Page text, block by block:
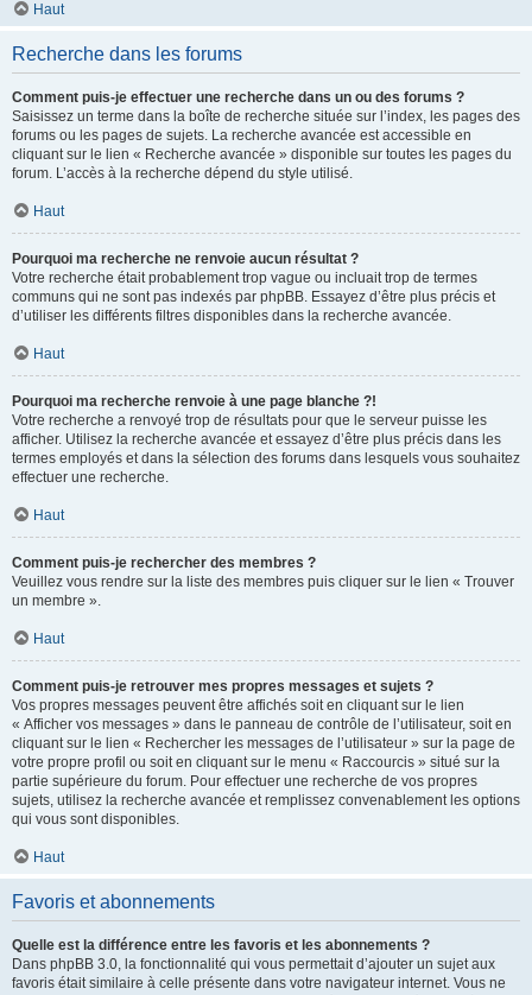
Haut
Recherche dans les forums
Comment puis-je effectuer une recherche dans un ou des forums ?
Saisissez un terme dans la boîte de recherche située sur l’index, les pages des
forums ou les pages de sujets. La recherche avancée est accessible en
cliquant sur le lien « Recherche avancée » disponible sur toutes les pages du
forum. L’accès à la recherche dépend du style utilisé.
Haut
Pourquoi ma recherche ne renvoie aucun résultat ?
Votre recherche était probablement trop vague ou incluait trop de termes
communs qui ne sont pas indexés par phpBB. Essayez d’être plus précis et
d’utiliser les différents filtres disponibles dans la recherche avancée.
Haut
Pourquoi ma recherche renvoie à une page blanche ?!
Votre recherche a renvoyé trop de résultats pour que le serveur puisse les
afficher. Utilisez la recherche avancée et essayez d’être plus précis dans les
termes employés et dans la sélection des forums dans lesquels vous souhaitez
effectuer une recherche.
Haut
Comment puis-je rechercher des membres ?
Veuillez vous rendre sur la liste des membres puis cliquer sur le lien « Trouver
un membre ».
Haut
Comment puis-je retrouver mes propres messages et sujets ?
Vos propres messages peuvent être affichés soit en cliquant sur le lien
« Afficher vos messages » dans le panneau de contrôle de l’utilisateur, soit en
cliquant sur le lien « Rechercher les messages de l’utilisateur » sur la page de
votre propre profil ou soit en cliquant sur le menu « Raccourcis » situé sur la
partie supérieure du forum. Pour effectuer une recherche de vos propres
sujets, utilisez la recherche avancée et remplissez convenablement les options
qui vous sont disponibles.
Haut
Favoris et abonnements
Quelle est la différence entre les favoris et les abonnements ?
Dans phpBB 3.0, la fonctionnalité qui vous permettait d’ajouter un sujet aux
favoris était similaire à celle présente dans votre navigateur internet. Vous ne